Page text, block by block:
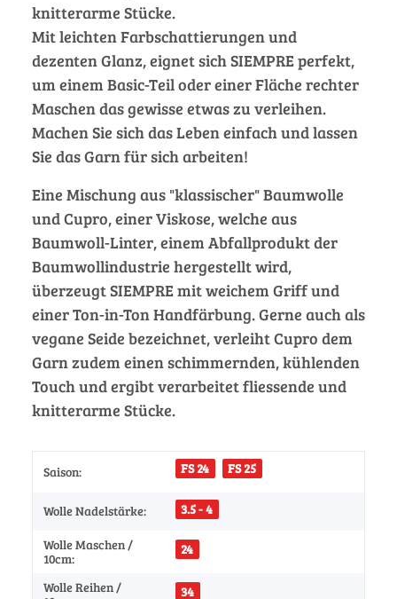
knitterarme Stücke.
Mit leichten Farbschattierungen und
dezenten Glanz, eignet sich SIEMPRE perfekt,
um einem Basic-Teil oder einer Fläche rechter
Maschen das gewisse etwas zu verleihen.
Machen Sie sich das Leben einfach und lassen
Sie das Garn für sich arbeiten!
Eine Mischung aus "klassischer" Baumwolle
und Cupro, einer Viskose, welche aus
Baumwoll-Linter, einem Abfallprodukt der
Baumwollindustrie hergestellt wird,
überzeugt SIEMPRE mit weichem Griff und
einer Ton-in-Ton Handfärbung. Gerne auch als
vegane Seide bezeichnet, verleiht Cupro dem
Garn zudem einen schimmernden, kühlenden
Touch und ergibt verarbeitet fliessende und
knitterarme Stücke.
Saison: FS 24 FS 25
Wolle Nadelstärke: 3.5 - 4
Wolle Maschen /
10cm:
24
Wolle Reihen /
34